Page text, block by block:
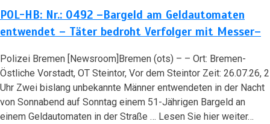
POL-HB: Nr.: 0492 –Bargeld am Geldautomaten
entwendet – Täter bedroht Verfolger mit Messer–
Polizei Bremen [Newsroom]Bremen (ots) – – Ort: Bremen-
Östliche Vorstadt, OT Steintor, Vor dem Steintor Zeit: 26.07.26, 2
Uhr Zwei bislang unbekannte Männer entwendeten in der Nacht
von Sonnabend auf Sonntag einem 51-Jährigen Bargeld an
einem Geldautomaten in der Straße … Lesen Sie hier weiter…